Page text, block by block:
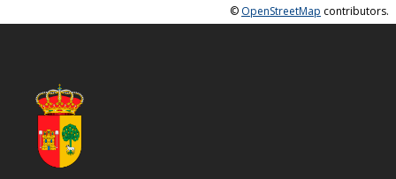
© OpenStreetMap contributors.